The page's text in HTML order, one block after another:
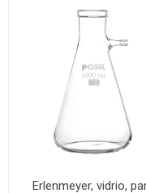
Erlenmeyer, vidrio,